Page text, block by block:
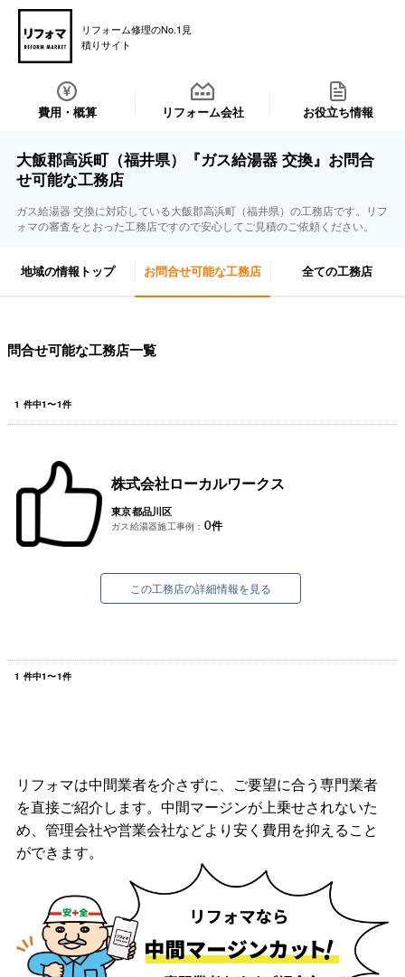
リフォーム修理のNo.1見
積りサイト
費用・概算 リフォーム会社 お役立ち情報
大飯郡高浜町（福井県）『ガス給湯器 交換』お問合
せ可能な工務店
ガス給湯器 交換に対応している大飯郡高浜町（福井県）の工務店です。リフ
ォマの審査をとおった工務店ですので安心してご見積のご依頼ください。
地域の情報トップ お問合せ可能な工務店 全ての工務店
問合せ可能な工務店一覧
1 件中1〜1件
株式会社ローカルワークス
東京都品川区
ガス給湯器施工事例： 0件
この工務店の詳細情報を見る
1 件中1〜1件
リフォマは中間業者を介さずに、ご要望に合う専門業者
を直接ご紹介します。中間マージンが上乗せされないた
め、管理会社や営業会社などより安く費用を抑えること
ができます。